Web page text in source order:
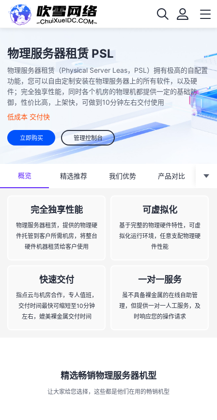
概览 精选推荐 我们优势 产品对比 强
物理服务器租赁 PSL
物理服务器租赁（Physical Server Leas，PSL）拥有极高的自配置
功能，您可以自由定制安装在物理服务器上的所有软件，以及硬
件；完全独享性能，同时各个机房的物理机都提供一定的基础防
御，性价比高，上架快，可做到10分钟左右交付使用
低成本 交付快
立即购买 管理控制台
完全独享性能
物理服务器租赁，提供的物理硬
件托管到客户所需机房，将整台
硬件机器租赁给客户使用
可虚拟化
基于完整的物理硬件特性，可虚
拟化运行环境，任意支配物理硬
件性能
快速交付
指点云与机房合作，专人值班，
交付时间最快可缩短至10分钟
左右，媲美裸金属交付时间
一对一服务
虽不具备裸金属的在线自助管
理，但提供一对一人工服务，及
时响应您的操作请求
精选畅销物理服务器机型
让大家给您选择，这些都是他们在用的畅销机型